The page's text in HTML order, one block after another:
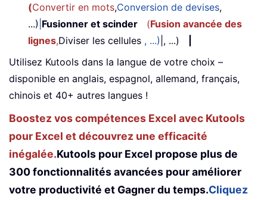
(Convertir en mots,Conversion de devises,
...) Fusionner et scinder (Fusion avancée des
lignes,Diviser les cellules , ...) |, ...)
Utilisez Kutools dans la langue de votre choix –
disponible en anglais, espagnol, allemand, français,
chinois et 40+ autres langues !
Boostez vos compétences Excel avec Kutools
pour Excel et découvrez une efficacité
inégalée.Kutools pour Excel propose plus de
300 fonctionnalités avancées pour améliorer
votre productivité et Gagner du temps.Cliquez